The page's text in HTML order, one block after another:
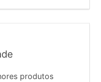
produtos